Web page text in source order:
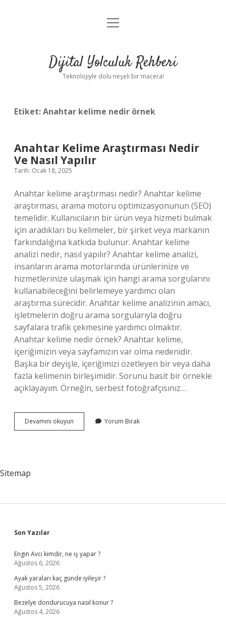
Anasayfa
Yasal Uyarı
menüyü
Dijital Yolculuk Rehberi
Teknolojiyle dolu neşeli bir macera!
Etiket:Anahtar kelime nedir örnek
Anahtar Kelime Araştırması Nedir
Ve Nasıl Yapılır
Tarih: Ocak 18, 2025
Anahtar kelime araştırması nedir? Anahtar kelime
araştırması, arama motoru optimizasyonunun (SEO)
temelidir. Kullanıcıların bir ürün veya hizmeti bulmak
için aradıkları bu kelimeler, bir şirket veya markanın
farkındalığına katkıda bulunur. Anahtar kelime
analizi nedir, nasıl yapılır? Anahtar kelime analizi,
insanların arama motorlarında ürünlerinize ve
hizmetlerinize ulaşmak için hangi arama sorgularını
kullanabileceğini belirlemeye yardımcı olan
araştırma sürecidir. Anahtar kelime analizinin amacı,
işletmelerin doğru arama sorgularıyla doğru
sayfalara trafik çekmesine yardımcı olmaktır.
Anahtar kelime nedir örnek? Anahtar kelime,
içeriğimizin veya sayfamızın var olma nedenidir.
Başka bir deyişle, içeriğimizi özetleyen bir veya daha
fazla kelimenin birleşimidir. Sorunu basit bir örnekle
açıklayayım. Örneğin, serbest fotoğrafçısınız…
Devamını okuyun Anahtar
Kelime
Yorum Bırak
Sitemap
Sidebar
Son Yazılar
Engin Avcı kimdir, ne iş yapar ?
Ağustos 6, 2026
Ayak yaraları kaç günde iyileşir ?
Ağustos 5, 2026
Bezelye dondurucuya nasıl konur ?
Ağustos 4, 2026